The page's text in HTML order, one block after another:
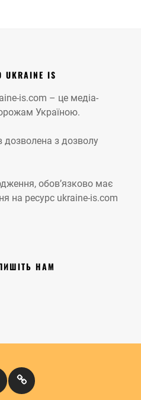
UKRAINE IS
is.com – це медіа-
Україною.
дозволена з дозволу
обов’язково має
на ресурс ukraine-is.com
НАМ
Кіномандри